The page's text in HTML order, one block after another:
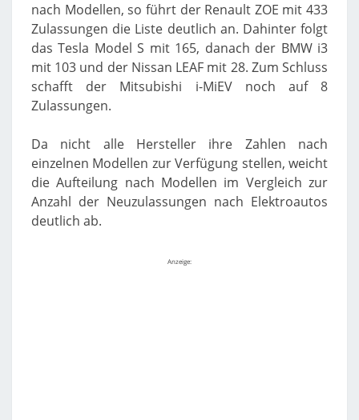
nach Modellen, so führt der Renault ZOE mit 433
Zulassungen die Liste deutlich an. Dahinter folgt
das Tesla Model S mit 165, danach der BMW i3
mit 103 und der Nissan LEAF mit 28. Zum Schluss
schafft der Mitsubishi i-MiEV noch auf 8
Zulassungen.
Da nicht alle Hersteller ihre Zahlen nach
einzelnen Modellen zur Verfügung stellen, weicht
die Aufteilung nach Modellen im Vergleich zur
Anzahl der Neuzulassungen nach Elektroautos
deutlich ab.
Anzeige: